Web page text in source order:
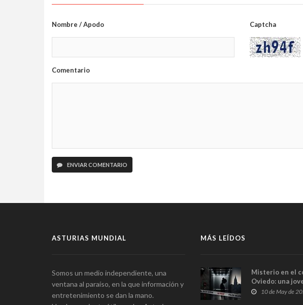
Nombre / Apodo Captcha
Comentario
ENVIAR COMENTARIO
ASTURIAS MUNDIAL
Somos un medio independiente, una
ventana al paraíso, en la que información y
entretenimiento se dan la mano.
MÁS LEÍDOS
Misterio en el
Oviedo: una
aparece muerta
10 de May de